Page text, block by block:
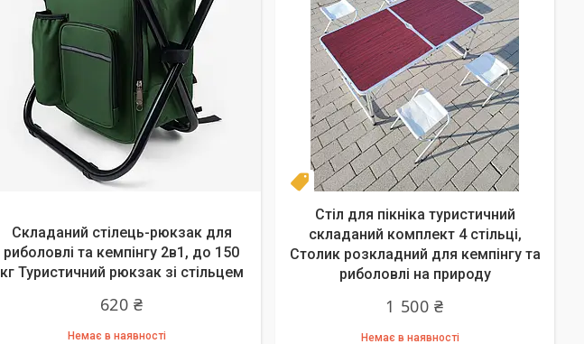
Складаний стілець-рюкзак для
риболовлі та кемпінгу 2в1, до 150
кг Туристичний рюкзак зі стільцем
620 ₴
Немає в наявності
Топ продаж
Стіл для пікніка туристичний
складаний комплект 4 стільці,
Столик розкладний для кемпінгу та
риболовлі на природу
1 500 ₴
Немає в наявності